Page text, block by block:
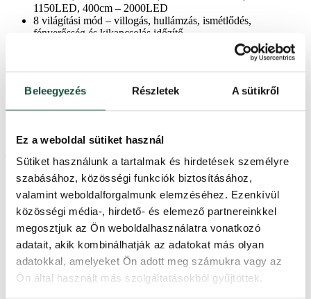
Beleegyezés Részletek A sütikről
Ez a weboldal sütiket használ
Sütiket használunk a tartalmak és hirdetések személyre
szabásához, közösségi funkciók biztosításához,
valamint weboldalforgalmunk elemzéséhez. Ezenkívül
közösségi média-, hirdető- és elemező partnereinkkel
megosztjuk az Ön weboldalhasználatra vonatkozó
adatait, akik kombinálhatják az adatokat más olyan
adatokkal, amelyeket Ön adott meg számukra vagy az
Ön által használt más szolgáltatásokból gyűjtöttek.
1150LED, 400cm – 2000LED
8 világítási mód – villogás, hullámzás, ismétlődés,
fényerősség és kikapcsolás időzítő
70%-os energiamegtakarítás a LED-es világítás révén
esernyőszerűen összecsukható rendszer – a fa tökéletes
kiváló minőségű PVC anyagokból készültt
minden karácsonyi dekorációval harmonizál
a stabil fémtalp a csomagolás része
Termékparaméterek
Szállítási idő 2 nap
Ágak teljes száma
Világítási módok száma 8